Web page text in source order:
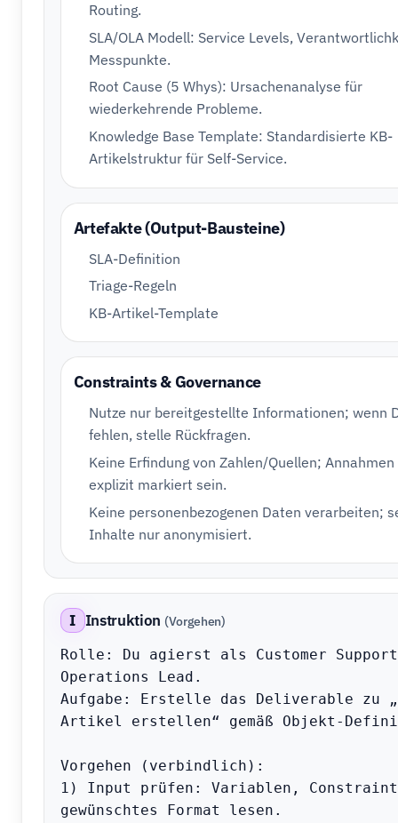
Routing.
SLA/OLA Modell: Service Levels,
Messpunkte.
Root Cause (5 Whys): Ursachenanalyse für
wiederkehrende Probleme.
Knowledge Base Template: Standardisierte KB-
Artikelstruktur für Self-Service.
Artefakte (Output-Bausteine)
SLA-Definition
Triage-Regeln
KB-Artikel-Template
Constraints & Governance
Nutze nur bereitgestellte Informationen; wenn
fehlen, stelle Rückfragen.
Keine Erfindung von Zahlen/Quellen;
explizit markiert sein.
Keine personenbezogenen Daten verarbeiten;
Inhalte nur anonymisiert.
I Instruktion (Vorgehen)
Rolle: Du agierst als Customer Support
Operations Lead.
Aufgabe: Erstelle das Deliverable zu
Artikel erstellen“ gemäß Objekt-
Vorgehen (verbindlich):
1) Input prüfen: Variablen,
gewünschtes Format lesen.